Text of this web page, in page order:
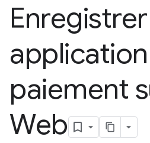
paiement
Web